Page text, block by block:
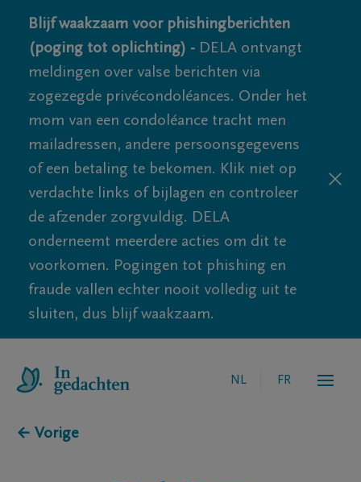
Blijf waakzaam voor phishingberichten
(poging tot oplichting) - DELA ontvangt
meldingen over valse berichten via
zogezegde privécondoléances. Onder het
mom van een condoléance tracht men
mailadressen, andere persoonsgegevens
of een betaling te bekomen. Klik niet op
verdachte links of bijlagen en controleer
de afzender zorgvuldig. DELA
onderneemt meerdere acties om dit te
voorkomen. Pogingen tot phishing en
fraude vallen echter nooit volledig uit te
sluiten, dus blijf waakzaam.
NL FR
← Vorige